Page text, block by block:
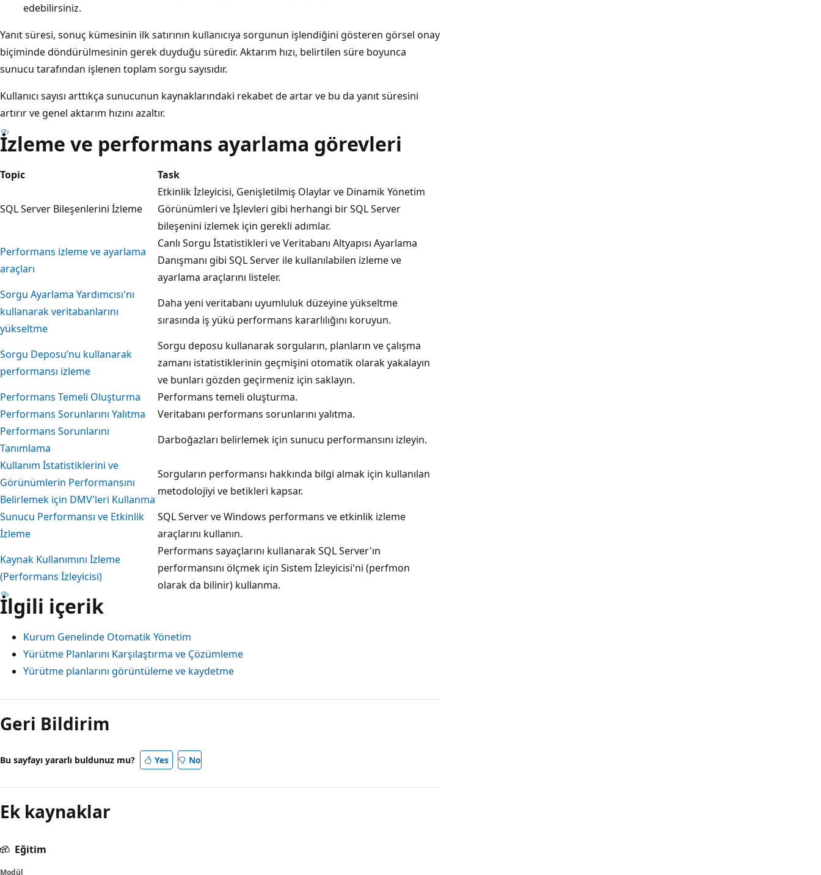
edebilirsiniz.
Yanıt süresi, sonuç kümesinin ilk satırının kullanıcıya sorgunun işlendiğini gösteren görsel onay
biçiminde döndürülmesinin gerek duyduğu süredir. Aktarım hızı, belirtilen süre boyunca
sunucu tarafından işlenen toplam sorgu sayısıdır.
Kullanıcı sayısı arttıkça sunucunun kaynaklarındaki rekabet de artar ve bu da yanıt süresini
artırır ve genel aktarım hızını azaltır.
İzleme ve performans ayarlama görevleri
Topic Task
SQL Server Bileşenlerini İzleme
Etkinlik İzleyicisi, Genişletilmiş Olaylar ve Dinamik Yönetim
Görünümleri ve İşlevleri gibi herhangi bir SQL Server
bileşenini izlemek için gerekli adımlar.
Performans izleme ve ayarlama
araçları
Canlı Sorgu İstatistikleri ve Veritabanı Altyapısı Ayarlama
Danışmanı gibi SQL Server ile kullanılabilen izleme ve
ayarlama araçlarını listeler.
Sorgu Ayarlama Yardımcısı'nı
kullanarak veritabanlarını
yükseltme
Daha yeni veritabanı uyumluluk düzeyine yükseltme
sırasında iş yükü performans kararlılığını koruyun.
Sorgu Deposu’nu kullanarak
performansı izleme
Sorgu deposu kullanarak sorguların, planların ve çalışma
zamanı istatistiklerinin geçmişini otomatik olarak yakalayın
ve bunları gözden geçirmeniz için saklayın.
Performans Temeli Oluşturma
Performans temeli oluşturma.
Performans Sorunlarını Yalıtma
Veritabanı performans sorunlarını yalıtma.
Performans Sorunlarını
Tanımlama
Darboğazları belirlemek için sunucu performansını izleyin.
Kullanım İstatistiklerini ve
Görünümlerin Performansını
Belirlemek için DMV'leri Kullanma
Sorguların performansı hakkında bilgi almak için kullanılan
metodolojiyi ve betikleri kapsar.
Sunucu Performansı ve Etkinlik
İzleme
SQL Server ve Windows performans ve etkinlik izleme
araçlarını kullanın.
Kaynak Kullanımını İzleme
(Performans İzleyicisi)
Performans sayaçlarını kullanarak SQL Server'ın
performansını ölçmek için Sistem İzleyicisi'ni (perfmon
olarak da bilinir) kullanma.
İlgili içerik
Kurum Genelinde Otomatik Yönetim
Yürütme Planlarını Karşılaştırma ve Çözümleme
Yürütme planlarını görüntüleme ve kaydetme
Geri Bildirim
Bu sayfayı yararlı buldunuz mu? Yes No
Ek kaynaklar
Eğitim
Modül